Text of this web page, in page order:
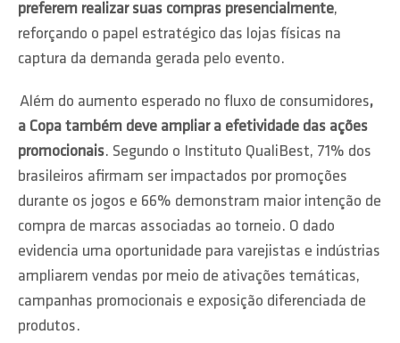
preferem realizar suas compras presencialmente,
reforçando o papel estratégico das lojas físicas na
captura da demanda gerada pelo evento.
Além do aumento esperado no fluxo de consumidores,
a Copa também deve ampliar a efetividade das ações
promocionais. Segundo o Instituto QualiBest, 71% dos
brasileiros afirmam ser impactados por promoções
durante os jogos e 66% demonstram maior intenção de
compra de marcas associadas ao torneio. O dado
evidencia uma oportunidade para varejistas e indústrias
ampliarem vendas por meio de ativações temáticas,
campanhas promocionais e exposição diferenciada de
produtos.